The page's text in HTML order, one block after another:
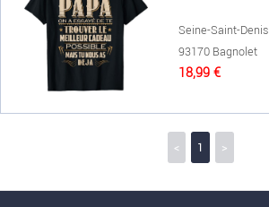
Seine-Saint-Denis
93170 Bagnolet
18,99 €
< 1 >